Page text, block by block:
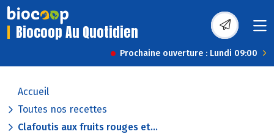
Biocoop Au Quotidien
Prochaine ouverture : Lundi 09:00
Accueil
Toutes nos recettes
Clafoutis aux fruits rouges et...